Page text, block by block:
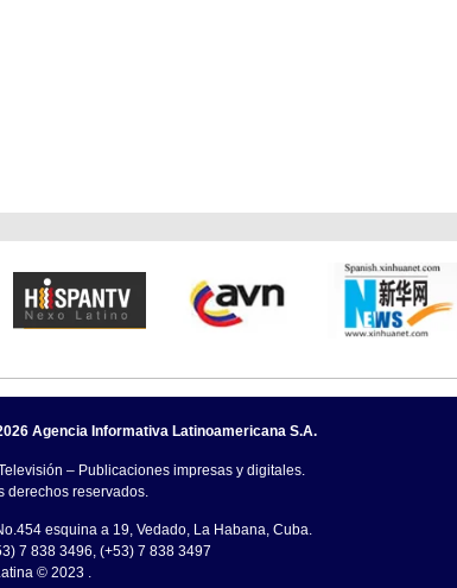
Agencia Informativa Latinoamericana S.A.
– Publicaciones impresas y digitales.
derechos reservados.
esquina a 19, Vedado, La Habana, Cuba.
7 838 3496, (+53) 7 838 3497
© 2023 .